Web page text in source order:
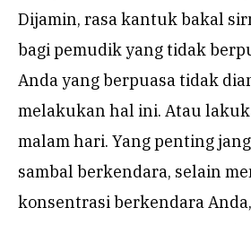
Dijamin, rasa kantuk bakal
bagi pemudik yang tidak
Anda yang berpuasa tidak
melakukan hal ini. Atau
malam hari. Yang penting
sambal berkendara, selain
konsentrasi berkendara